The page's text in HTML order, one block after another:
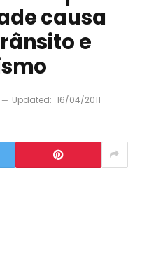
causa
e
Updated: 16/04/2011